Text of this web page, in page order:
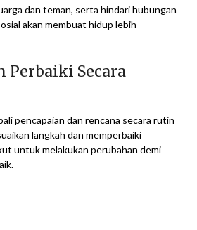
dan teman, serta hindari hubungan
akan membuat hidup lebih
Perbaiki Secara
pencapaian dan rencana secara rutin
langkah dan memperbaiki
untuk melakukan perubahan demi